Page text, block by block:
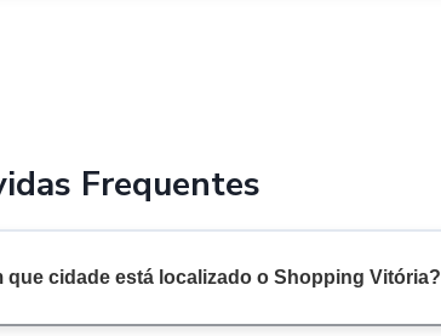
Frequentes
que cidade está localizado o Shopping Vitória?